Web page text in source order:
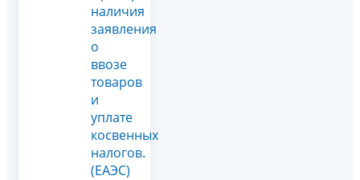
наличия
заявления
о
ввозе
товаров
и
уплате
косвенных
налогов.
(ЕАЭС)